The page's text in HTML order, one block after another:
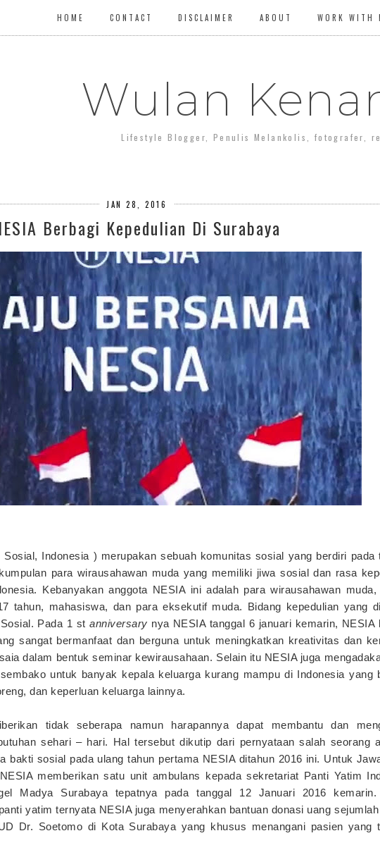
HOME CONTACT DISCLAIMER ABOUT WORK WITH
Wulan
Lifestyle Blogger, Penulis Melankolis, fotografer,
JAN 28, 2016
Berbagi Kepedulian Di Surabaya
Indonesia ) merupakan sebuah komunitas sosial yang berdiri pada
para wirausahawan muda yang memiliki jiwa sosial dan rasa
Kebanyakan anggota NESIA ini adalah para wirausahawan muda,
tahun, mahasiswa, dan para eksekutif muda. Bidang kepedulian yang
Sosial. Pada 1 stanniversary nya NESIA tanggal 6 januari kemarin, NESIA
sangat bermanfaat dan berguna untuk meningkatkan kreativitas dan
dalam bentuk seminar kewirausahaan. Selain itu NESIA juga
untuk banyak kepala keluarga kurang mampu di Indonesia yang
dan keperluan keluarga lainnya.
tidak seberapa namun harapannya dapat membantu dan
sehari – hari. Hal tersebut dikutip dari pernyataan salah seorang
bakti sosial pada ulang tahun pertama NESIA ditahun 2016 ini. Untuk
memberikan satu unit ambulans kepada sekretariat Panti Yatim
Madya Surabaya tepatnya pada tanggal 12 Januari 2016 kemarin.
yatim ternyata NESIA juga menyerahkan bantuan donasi uang
Dr. Soetomo di Kota Surabaya yang khusus menangani pasien yang